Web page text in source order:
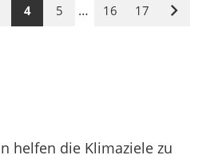
4 5 … 16 17
Nächste
helfen die Klimaziele zu